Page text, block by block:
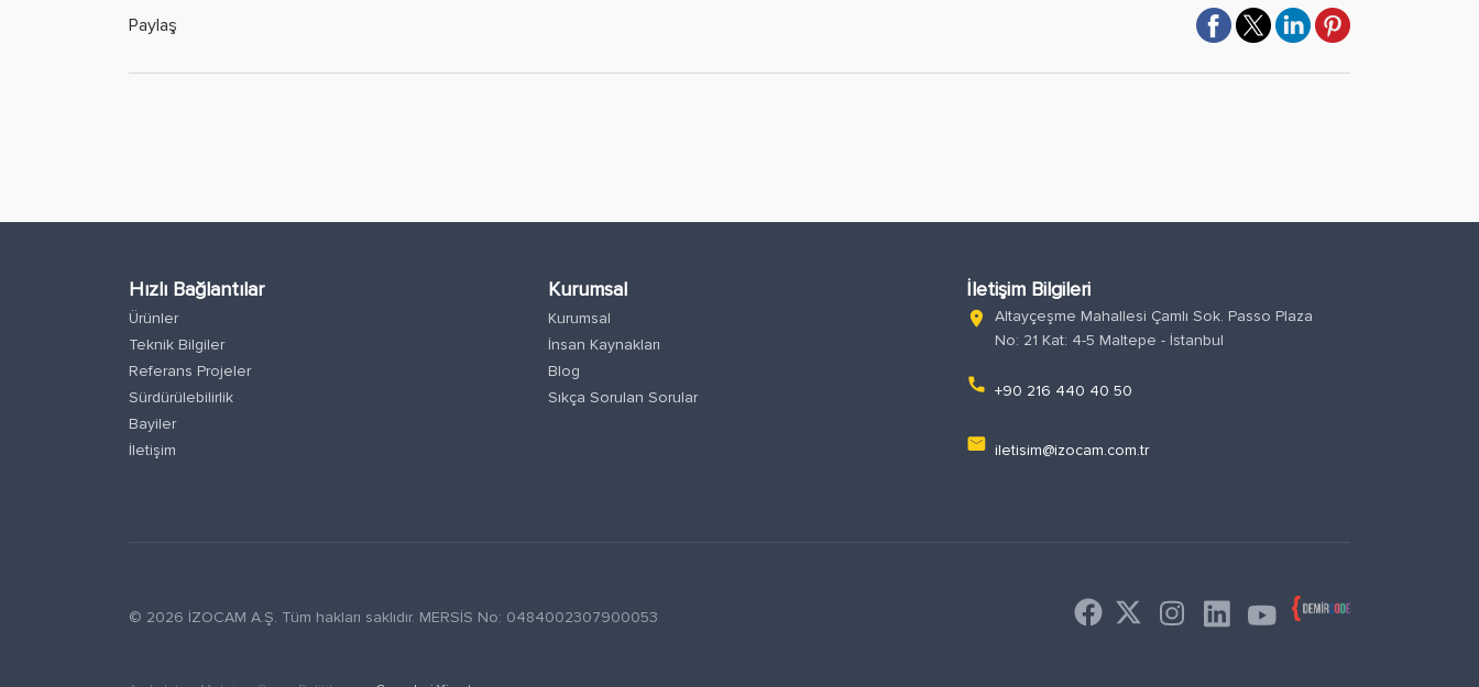
Paylaş
Hızlı Bağlantılar
Ürünler
Teknik Bilgiler
Referans Projeler
Sürdürülebilirlik
Bayiler
İletişim
Kurumsal
Kurumsal
İnsan Kaynakları
Blog
Sıkça Sorulan Sorular
İletişim Bilgileri
location_on
Altayçeşme Mahallesi Çamlı Sok. Passo Plaza
No: 21 Kat: 4-5 Maltepe - İstanbul
phone +90 216 440 40 50
email iletisim@izocam.com.tr
© 2026 İZOCAM A.Ş. Tüm hakları saklıdır. MERSİS No: 0484002307900053